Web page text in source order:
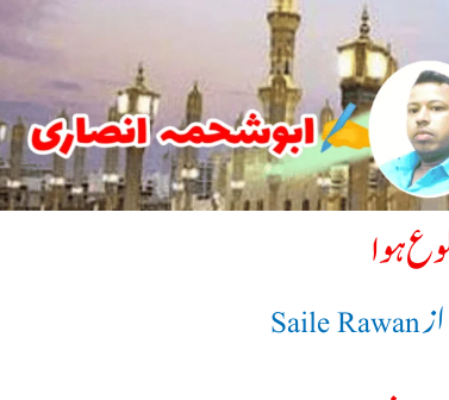
ہوا
Saile Rawan